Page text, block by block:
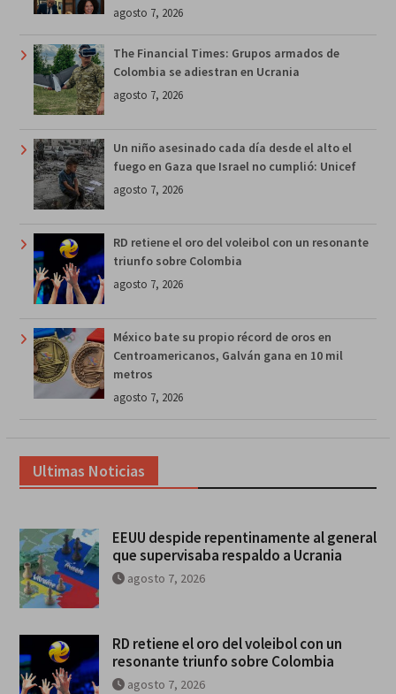
agosto 7, 2026
The Financial Times: Grupos armados de
Colombia se adiestran en Ucrania
agosto 7, 2026
Un niño asesinado cada día desde el alto el
fuego en Gaza que Israel no cumplió: Unicef
agosto 7, 2026
RD retiene el oro del voleibol con un resonante
triunfo sobre Colombia
agosto 7, 2026
México bate su propio récord de oros en
Centroamericanos, Galván gana en 10 mil
metros
agosto 7, 2026
Ultimas Noticias
EEUU despide repentinamente al general
que supervisaba respaldo a Ucrania
agosto 7, 2026
RD retiene el oro del voleibol con un
resonante triunfo sobre Colombia
agosto 7, 2026